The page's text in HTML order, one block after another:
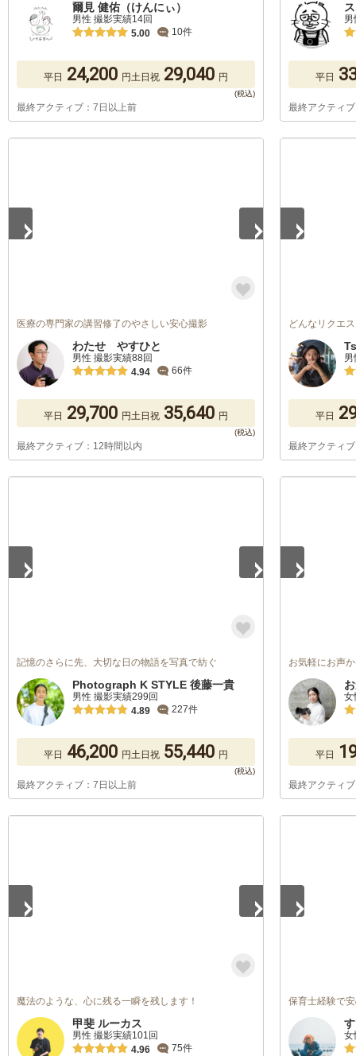
爾見 健佑（けんにぃ）
男性 撮影実績14回
5.00
10件
平日 24,200 円土日祝 29,040 円
最終アクティブ：7日以上前
平日
最終アクティ
医療の専門家の講習修了のやさしい安心撮影
わたせ やすひと
男性 撮影実績88回
4.94
66件
平日 29,700 円土日祝 35,640 円
最終アクティブ：12時間以内
どんなリクエ
男
平日
最終アクティ
記憶のさらに先、大切な日の物語を写真で紡ぐ
Photograph K STYLE 後藤一貴
男性 撮影実績299回
4.89
227件
平日 46,200 円土日祝 55,440 円
最終アクティブ：7日以上前
お気軽にお声
女
平日
最終アクティ
魔法のような、心に残る一瞬を残します！
甲斐 ルーカス
男性 撮影実績101回
4.96
75件
保育士経験で
女